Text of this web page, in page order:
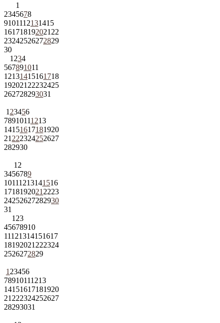
1
2345678
9101112131415
161718192021 22
23242526272829
30
1 234
567891011
12131415161718
192021 22232425
262728293031
1 23456
78910111213
14151617181920
21 222324252627
282930
1 2
3456789
10111213141516
1718192021 2223
24252627282930
31
1 23
45678910
11121314151617
18192021 222324
2526272829
1 23456
78910111213
14151617181920
21 222324252627
28293031